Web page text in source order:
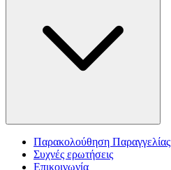
Παρακολούθηση Παραγγελίας
Συχνές ερωτήσεις
Επικοινωνία